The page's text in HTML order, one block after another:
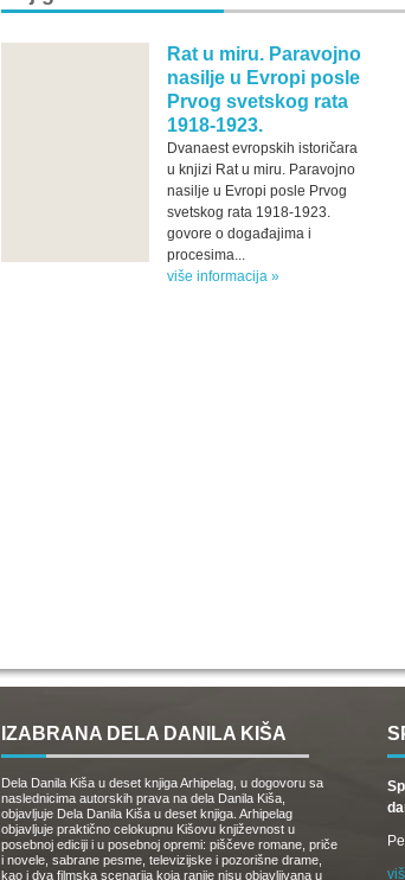
Rat u miru. Paravojno
nasilje u Evropi posle
Prvog svetskog rata
1918-1923.
Dvanaest evropskih istoričara
u knjizi Rat u miru. Paravojno
nasilje u Evropi posle Prvog
svetskog rata 1918-1923.
govore o događajima i
procesima...
više informacija »
IZABRANA DELA DANILA KIŠA
Dela Danila Kiša u deset knjiga Arhipelag, u dogovoru sa
naslednicima autorskih prava na dela Danila Kiša,
objavljuje Dela Danila Kiša u deset knjiga. Arhipelag
objavljuje praktično celokupnu Kišovu književnost u
posebnoj ediciji i u posebnoj opremi: piščeve romane, priče
i novele, sabrane pesme, televizijske i pozorišne drame,
kao i dva filmska scenarija koja ranije nisu objavljivana u